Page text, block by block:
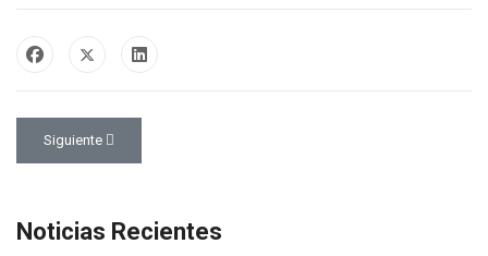
Artículo siguiente: Invitación
Siguiente
Noticias Recientes